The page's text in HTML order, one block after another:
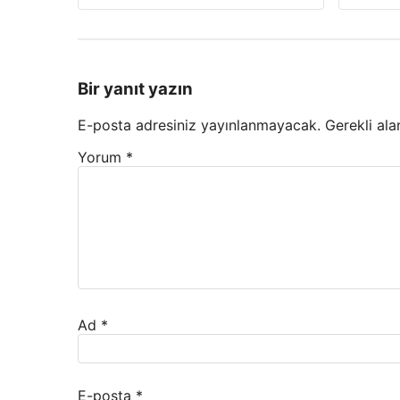
Bir yanıt yazın
E-posta adresiniz yayınlanmayacak. Gerekli
Yorum *
Ad *
E-posta *